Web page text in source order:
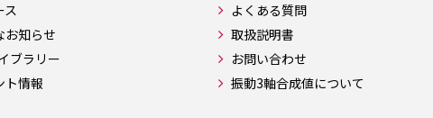
ス
お知らせ
ブラリー
ト情報
よくある質問
取扱説明書
お問い合わせ
振動3軸合成値について